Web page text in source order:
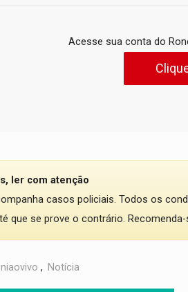
Acesse sua conta do
ler com atenção
casos policiais. Todos os
que se prove o contrário.
, Notícia